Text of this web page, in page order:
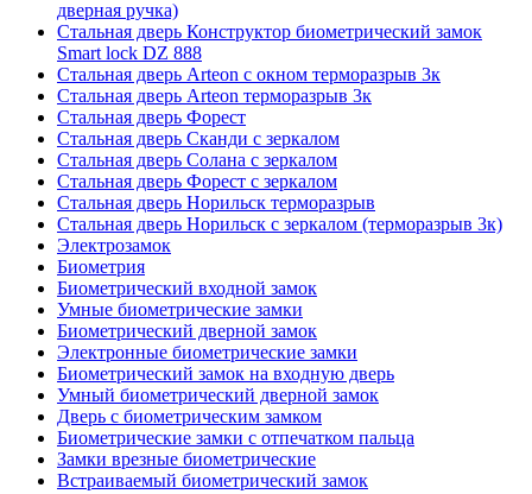
дверная ручка)
Стальная дверь Конструктор биометрический замок
Smart lock DZ 888
Стальная дверь Arteon с окном терморазрыв 3к
Стальная дверь Arteon терморазрыв 3к
Стальная дверь Форест
Стальная дверь Сканди с зеркалом
Стальная дверь Солана с зеркалом
Стальная дверь Форест с зеркалом
Стальная дверь Норильск терморазрыв
Стальная дверь Норильск с зеркалом (терморазрыв 3к)
Электрозамок
Биометрия
Биометрический входной замок
Умные биометрические замки
Биометрический дверной замок
Электронные биометрические замки
Биометрический замок на входную дверь
Умный биометрический дверной замок
Дверь с биометрическим замком
Биометрические замки с отпечатком пальца
Замки врезные биометрические
Встраиваемый биометрический замок